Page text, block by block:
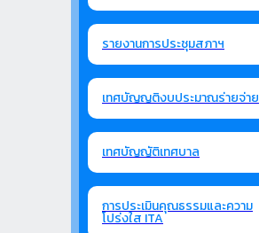
รายงานการประชุมสภาฯ
เทศบัญญติงบประมาณร่ายจ่าย
เทศบัญญัติเทศบาล
การประเมินคุณธรรมและความ
โปร่งใส ITA